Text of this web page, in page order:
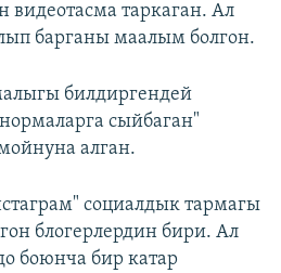
таркаган. Ал
барганы маалым болгон.
билдиргендей
сыйбаган"
алган.
социалдык тармагы
блогерлердин бири. Ал
боюнча бир катар